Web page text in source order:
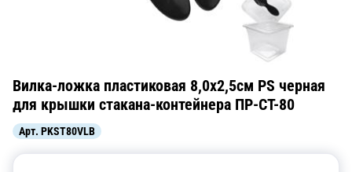
Вилка-ложка пластиковая 8,0х2,5см PS черная
для крышки стакана-контейнера ПР-СТ-80
Арт. PKST80VLB